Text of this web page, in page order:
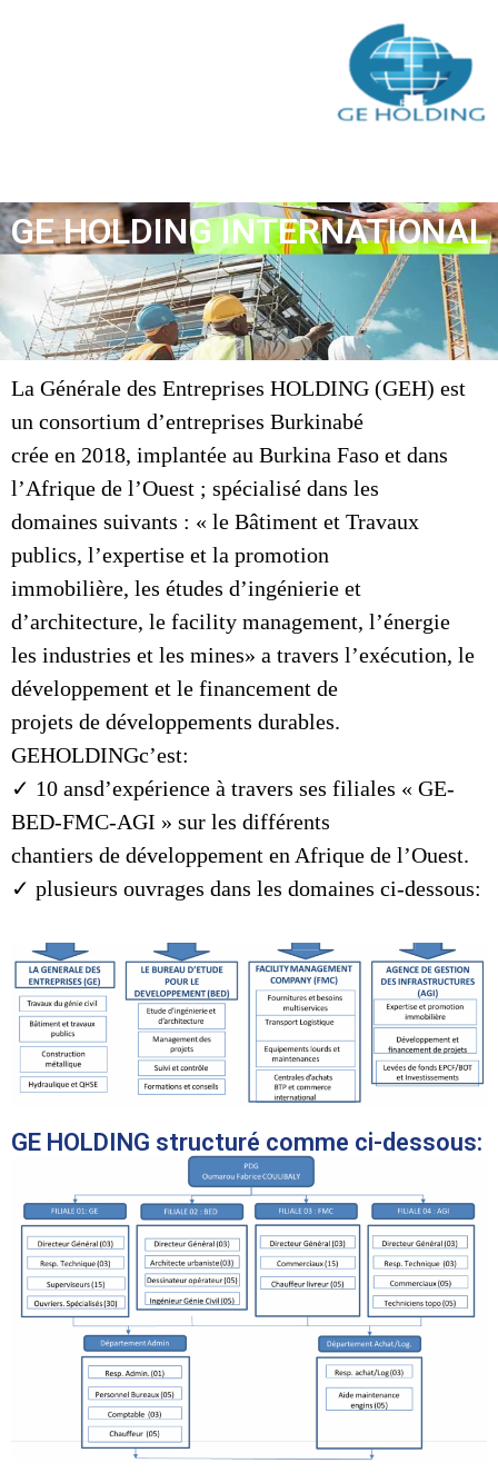
Qui sommes-nous
GE HOLDING INTERNATIONAL
La Générale des Entreprises HOLDING (GEH) est
un consortium d’entreprises Burkinabé
crée en 2018, implantée au Burkina Faso et dans
l’Afrique de l’Ouest ; spécialisé dans les
domaines suivants : « le Bâtiment et Travaux
publics, l’expertise et la promotion
immobilière, les études d’ingénierie et
d’architecture, le facility management, l’énergie
les industries et les mines» a travers l’exécution, le
développement et le financement de
projets de développements durables.
GEHOLDINGc’est:
✓ 10 ansd’expérience à travers ses filiales « GE-
BED-FMC-AGI » sur les différents
chantiers de développement en Afrique de l’Ouest.
✓ plusieurs ouvrages dans les domaines ci-dessous:
GE HOLDING structuré comme ci-dessous: